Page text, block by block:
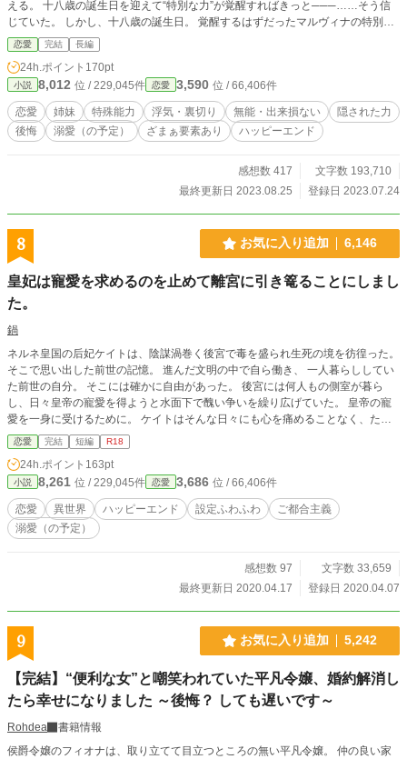
える。 十八歳の誕生日を迎えて“特別な力”が覚醒すればきっと───……そう信
じていた。 しかし、十八歳の誕生日。 覚醒するはずだったマルヴィナの特別な
力は発現しなかった。 周りの態度が冷たくなっていく中でマルヴィナの唯一の
心の支えは、 力が発現したら自分と婚約するはずだった王子、クリフォード。
彼に支えられながら、なんとか力の覚醒を信じていたマルヴィナだったけれど、
妹のサヴァナが十八歳の誕生日を迎えた日、全てが一変してしまう。 無能は不
要と追放されたマルヴィナは、新たな生活を始めることに。 必死に新たな自分
の居場所を見つけていこうとするマルヴィナ。 一方で、そんな彼女を無能と切
り捨てた者たちは────……
恋愛 完結 長編
24h.ポイント 170pt
小説 8,012 位 / 229,045件 恋愛 3,590 位 / 66,406件
恋愛 姉妹 特殊能力 浮気・裏切り 無能・出来損ない
隠された力
後悔
溺愛（の予定） ざまぁ要素あり ハッピーエンド
感想数 417
文字数 193,710
最終更新日 2023.08.25
登録日 2023.07.24
8 お気に入り追加 6,146
皇妃は寵愛を求めるのを止めて離宮に引き篭ることにしまし
た。
鍋
ネルネ皇国の后妃ケイトは、陰謀渦巻く後宮で毒を盛られ生死の境を彷徨った。
そこで思い出した前世の記憶。 進んだ文明の中で自ら働き、 一人暮らししてい
た前世の自分。 そこには確かに自由があった。 後宮には何人もの側室が暮ら
し、日々皇帝の寵愛を得ようと水面下で醜い争いを繰り広げていた。 皇帝の寵
愛を一身に受けるために。 ケイトはそんな日々にも心を痛めることなく、ただ
皇帝陛下を信じて生きてきた。 しかし、前世の記憶を思い出したケイトには耐
えられない。命を狙われる生活も、夫が他の女性と閨を共にするのを笑顔で容認
する事も。 危険のあるこんな場所で子供を産むのも不安。 療養のため離宮に引
き篭るが、皇帝陛下は戻ってきて欲しいようで……？ 設定はゆるゆるなので、
見逃してください。 ※ヒロインやヒーローのキャラがイライラする方はバック
でお願いします。 ※溺愛目指します ※R18は保険です ※本編18話で完結
恋愛 完結 短編 R18
24h.ポイント 163pt
小説 8,261 位 / 229,045件 恋愛 3,686 位 / 66,406件
恋愛 異世界 ハッピーエンド 設定ふわふわ
ご都合主義
溺愛（の予定）
感想数 97
文字数 33,659
最終更新日 2020.04.17
登録日 2020.04.07
9 お気に入り追加 5,242
【完結】“便利な女”と嘲笑われていた平凡令嬢、婚約解消し
たら幸せになりました ～後悔？ しても遅いです～
Rohdea
書籍情報
侯爵令嬢のフィオナは、取り立てて目立つところの無い平凡令嬢。 仲の良い家